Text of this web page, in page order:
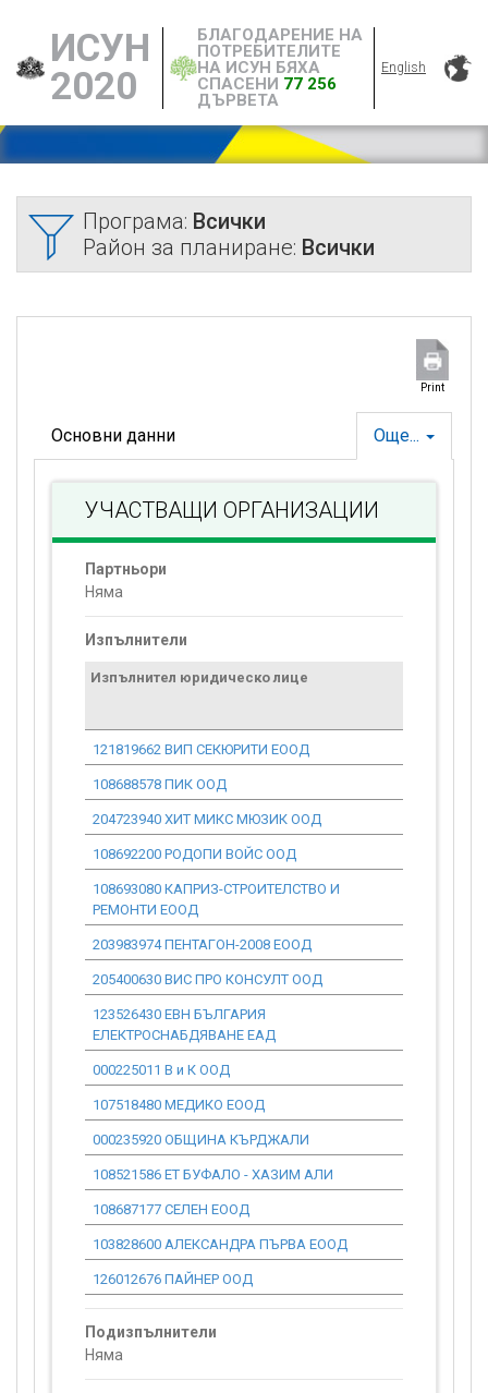
ИСУН
2020
БЛАГОДАРЕНИЕ НА
ПОТРЕБИТЕЛИТЕ
НА ИСУН БЯХА
СПАСЕНИ 77 256
ДЪРВЕТА
English
Програма: Всички
Район за планиране: Всички
Print
Още...
Основни данни
УЧАСТВАЩИ ОРГАНИЗАЦИИ
Партньори
Няма
Изпълнители
Изпълнител юридическо лице
121819662 ВИП СЕКЮРИТИ ЕООД
108688578 ПИК ООД
204723940 ХИТ МИКС МЮЗИК ООД
108692200 РОДОПИ ВОЙС ООД
108693080 КАПРИЗ-СТРОИТЕЛСТВО И
РЕМОНТИ ЕООД
203983974 ПЕНТАГОН-2008 ЕООД
205400630 ВИС ПРО КОНСУЛТ ООД
123526430 ЕВН БЪЛГАРИЯ
ЕЛЕКТРОСНАБДЯВАНЕ ЕАД
000225011 В и К ООД
107518480 МЕДИКО ЕООД
000235920 ОБЩИНА КЪРДЖАЛИ
108521586 ЕТ БУФАЛО - ХАЗИМ АЛИ
108687177 СЕЛЕН ЕООД
103828600 АЛЕКСАНДРА ПЪРВА ЕООД
126012676 ПАЙНЕР ООД
Подизпълнители
Няма